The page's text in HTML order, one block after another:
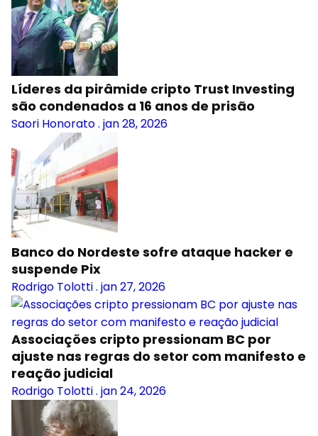
Líderes da pirâmide cripto Trust Investing
são condenados a 16 anos de prisão
Saori Honorato. jan 28, 2026
Banco do Nordeste sofre ataque hacker e
suspende Pix
Rodrigo Tolotti. jan 27, 2026
Associações cripto pressionam BC por
ajuste nas regras do setor com manifesto e
reação judicial
Rodrigo Tolotti. jan 24, 2026